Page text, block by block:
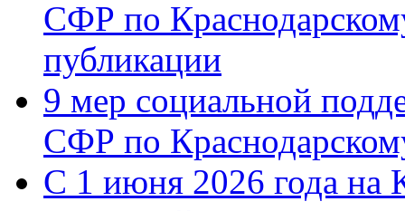
СФР по
публикации
9 мер социальной
СФР по
С 1 июня 2026 года на